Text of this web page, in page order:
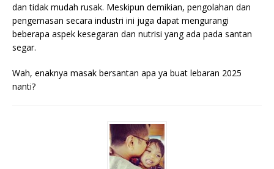
dan tidak mudah rusak. Meskipun demikian, pengolahan dan
pengemasan secara industri ini juga dapat mengurangi
beberapa aspek kesegaran dan nutrisi yang ada pada santan
segar.
Wah, enaknya masak bersantan apa ya buat lebaran 2025
nanti?